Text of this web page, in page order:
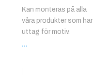
Kan monteras på alla
våra produkter som har
uttag för motiv.
...